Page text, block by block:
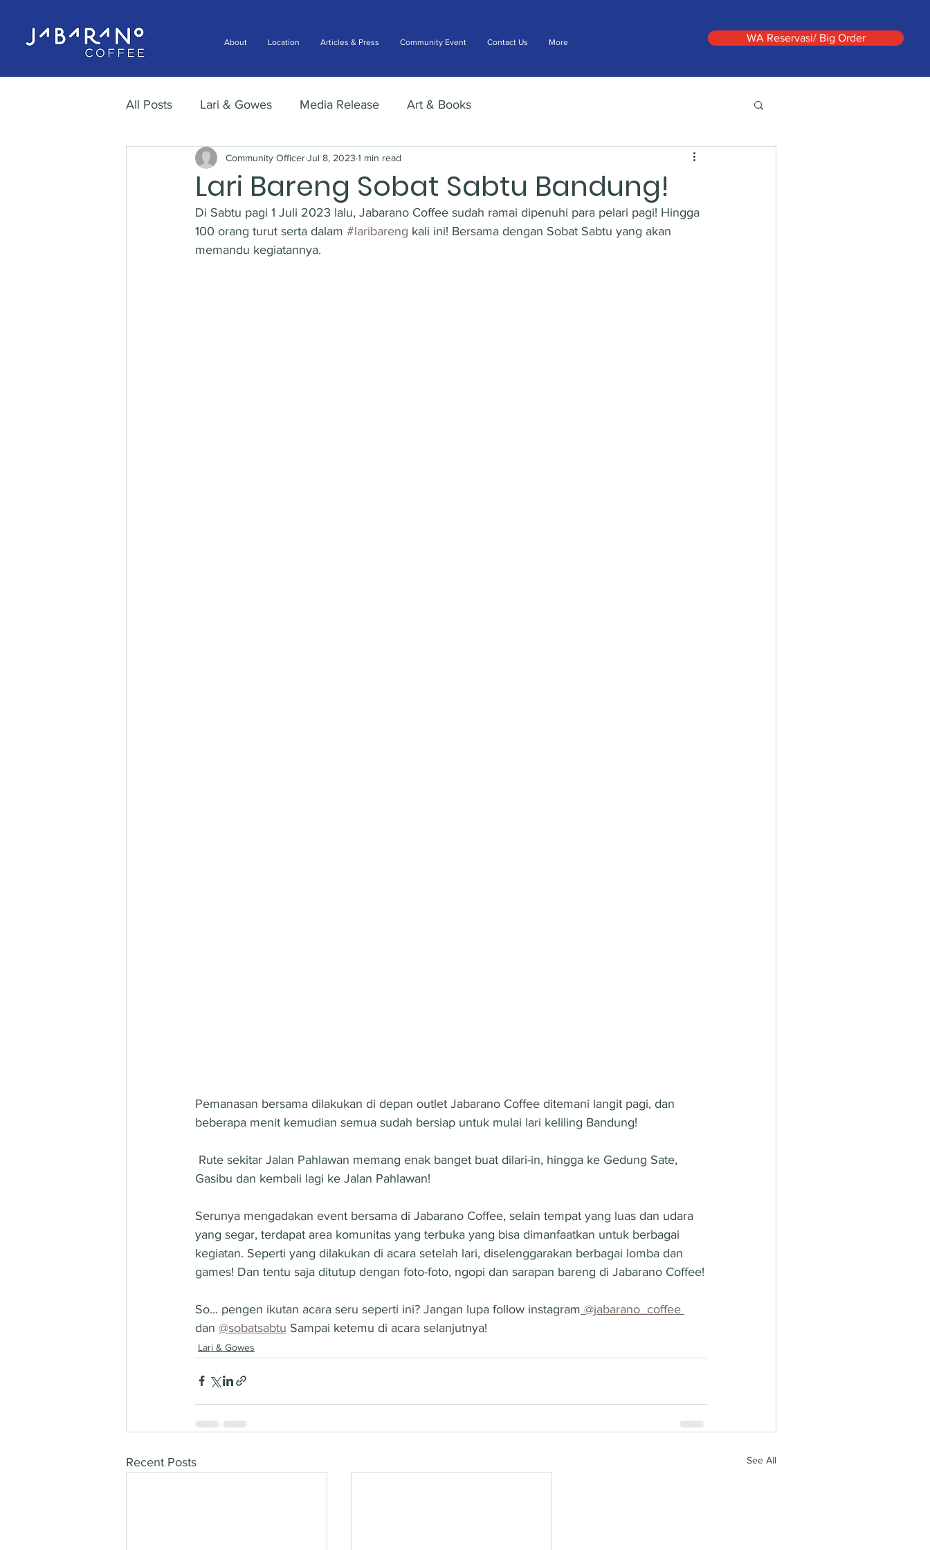
About Location Articles & Press Community Event Contact Us More WA Reservasi/ Big Order
All Posts Lari & Gowes Media Release Art & Books
Lari Bareng Sobat Sabtu Bandung!
Community OfficerJul 8, 2023 1 min read
Di Sabtu pagi 1 Juli 2023 lalu, Jabarano Coffee sudah ramai dipenuhi para pelari pagi! Hingga
100 orang turut serta dalam #laribareng kali ini! Bersama dengan Sobat Sabtu yang akan
memandu kegiatannya.
Pemanasan bersama dilakukan di depan outlet Jabarano Coffee ditemani langit pagi, dan
beberapa menit kemudian semua sudah bersiap untuk mulai lari keliling Bandung!
Gasibu dan kembali lagi ke Jalan Pahlawan!
Serunya mengadakan event bersama di Jabarano Coffee, selain tempat yang luas dan udara
yang segar, terdapat area komunitas yang terbuka yang bisa dimanfaatkan untuk berbagai
kegiatan. Seperti yang dilakukan di acara setelah lari, diselenggarakan berbagai lomba dan
games! Dan tentu saja ditutup dengan foto-foto, ngopi dan sarapan bareng di Jabarano Coffee!
So... pengen ikutan acara seru seperti ini? Jangan lupa follow instagram @jabarano_coffee
dan @sobatsabtu Sampai ketemu di acara selanjutnya!
Lari & Gowes
Recent Posts See All